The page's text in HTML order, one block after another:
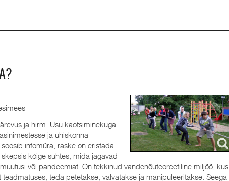
ja hirm. Usu kaotsiminekuga
ja ühiskonna
infomüra, raske on eristada
kõige suhtes, mida jagavad
või pandeemiat. On tekkinud vandenõuteoreetiline miljöö, kus
teda petetakse, valvatakse ja manipuleeritakse. Seega